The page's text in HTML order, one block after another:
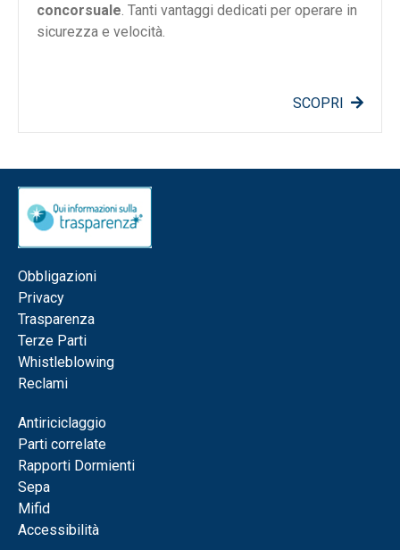
concorsuale . Tanti vantaggi dedicati per operare in
sicurezza e velocità.
SCOPRI
Obbligazioni
Privacy
Trasparenza
Terze Parti
Whistleblowing
Reclami
Antiriciclaggio
Parti correlate
Rapporti Dormienti
Sepa
Mifid
Accessibilità